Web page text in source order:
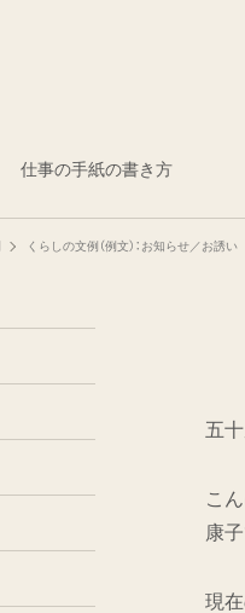
仕事の手紙の書き方
くらしの文例（例文）：お知らせ／お誘い
五
こ
康子
現